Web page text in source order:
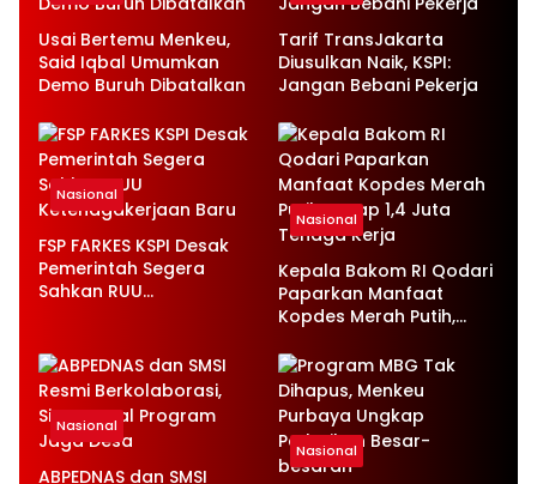
Usai Bertemu Menkeu,
Said Iqbal Umumkan
Demo Buruh Dibatalkan
Tarif TransJakarta
Diusulkan Naik, KSPI:
Jangan Bebani Pekerja
Nasional
FSP FARKES KSPI Desak
Pemerintah Segera
Sahkan RUU
Nasional
Kepala Bakom RI Qodari
Paparkan Manfaat
Kopdes Merah Putih,
Kerja
Nasional
ABPEDNAS dan SMSI
Nasional